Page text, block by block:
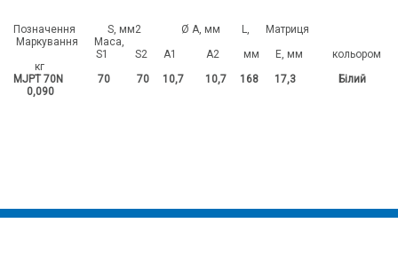
Позначення S, мм2 Ø A, мм L, Матриця
Маркування Маса,
S1 S2 A1 A2 мм E, мм кольором
кг
MJPT 70N 70 70 10,7 10,7 168 17,3 Білий
0,090